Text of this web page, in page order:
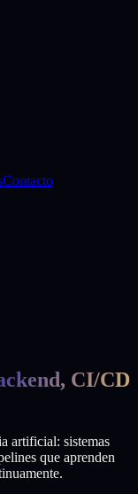
Contacto
CI/CD
artificial: sistemas
que aprenden